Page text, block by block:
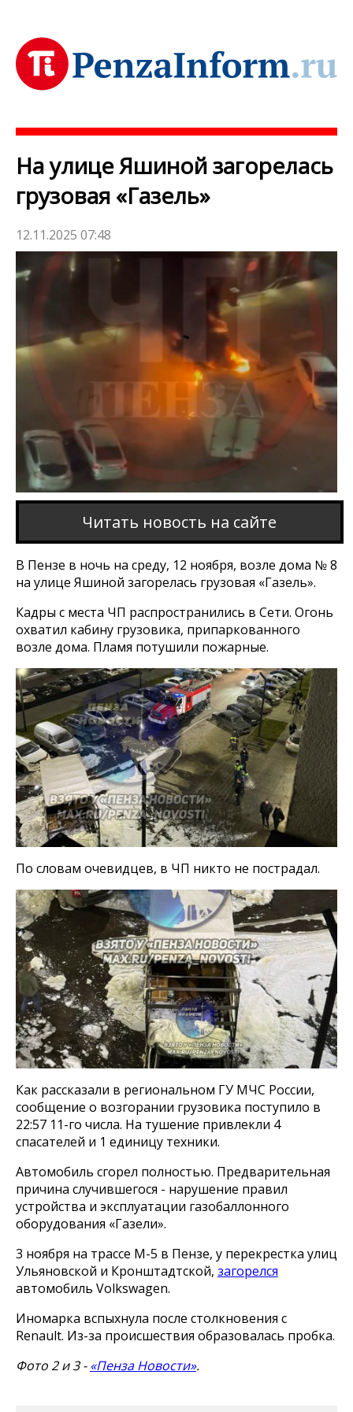
На улице Яшиной загорелась
грузовая «Газель»
12.11.2025 07:48
Этот браузер не поддерживает проигрывание
видео
Читать новость на сайте
В Пензе в ночь на среду, 12 ноября, возле дома № 8
на улице Яшиной загорелась грузовая «Газель».
Кадры с места ЧП распространились в Сети. Огонь
охватил кабину грузовика, припаркованного
возле дома. Пламя потушили пожарные.
По словам очевидцев, в ЧП никто не пострадал.
Как рассказали в региональном ГУ МЧС России,
сообщение о возгорании грузовика поступило в
22:57 11-го числа. На тушение привлекли 4
спасателей и 1 единицу техники.
Автомобиль сгорел полностью. Предварительная
причина случившегося - нарушение правил
устройства и эксплуатации газобаллонного
оборудования «Газели».
3 ноября на трассе М-5 в Пензе, у перекрестка улиц
Ульяновской и Кронштадтской, загорелся
автомобиль Volkswagen.
Иномарка вспыхнула после столкновения с
Renault. Из-за происшествия образовалась пробка.
Фото 2 и 3 -«Пенза Новости».